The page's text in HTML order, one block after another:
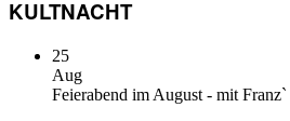
KULTNACHT
25
Aug
Feierabend im August - mit Franz`